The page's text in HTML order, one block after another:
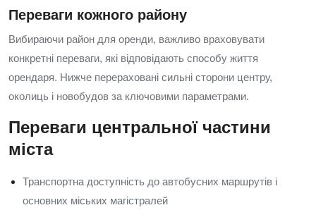
Переваги кожного району
Вибираючи район для оренди, важливо враховувати
конкретні переваги, які відповідають способу життя
орендаря. Нижче перераховані сильні сторони центру,
околиць і новобудов за ключовими параметрами.
Переваги центральної частини
міста
Транспортна доступність до автобусних маршрутів і
основних міських магістралей